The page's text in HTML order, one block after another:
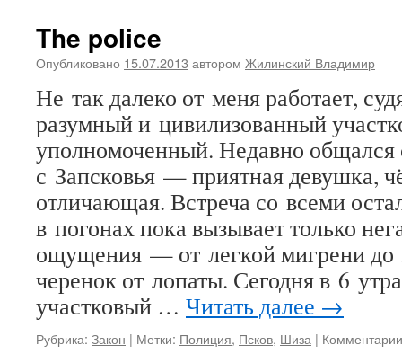
The police
Опубликовано 15.07.2013 автором Жилинский Владимир
Не так далеко от меня работает,
разумный и цивилизованный
уполномоченный. Недавно общался
с Запсковья — приятная девушка,
отличающая. Встреча со всеми
в погонах пока вызывает только
ощущения — от легкой мигрени до
черенок от лопаты. Сегодня в 6
участковый … Читать далее →
Рубрика: Закон | Метки: Полиция, Псков, Шиза | Комментарии